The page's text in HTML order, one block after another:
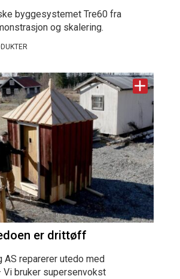
byggesystemet Tre60 fra
og skalering.
er drittøff
reparerer utedo med
Vi bruker supersenvokst